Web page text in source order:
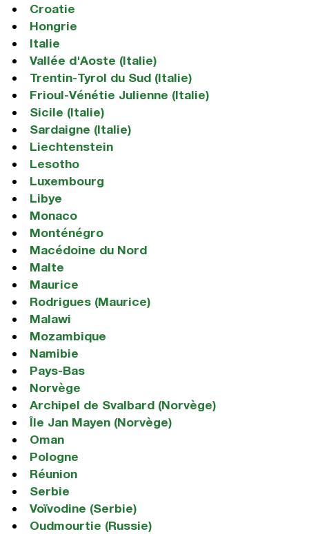
Croatie
Hongrie
Italie
Vallée d'Aoste (Italie)
Trentin-Tyrol du Sud (Italie)
Frioul-Vénétie Julienne (Italie)
Sicile (Italie)
Sardaigne (Italie)
Liechtenstein
Lesotho
Luxembourg
Libye
Monaco
Monténégro
Macédoine du Nord
Malte
Maurice
Rodrigues (Maurice)
Malawi
Mozambique
Namibie
Pays-Bas
Norvège
Archipel de Svalbard (Norvège)
Île Jan Mayen (Norvège)
Oman
Pologne
Réunion
Serbie
Voïvodine (Serbie)
Oudmourtie (Russie)